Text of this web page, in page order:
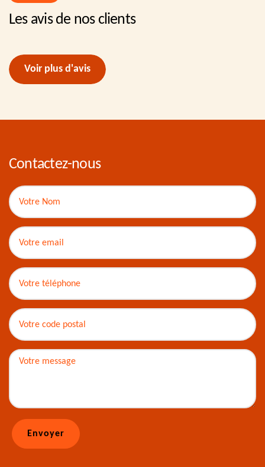
Les avis de nos clients
Voir plus d'avis
Contactez-nous